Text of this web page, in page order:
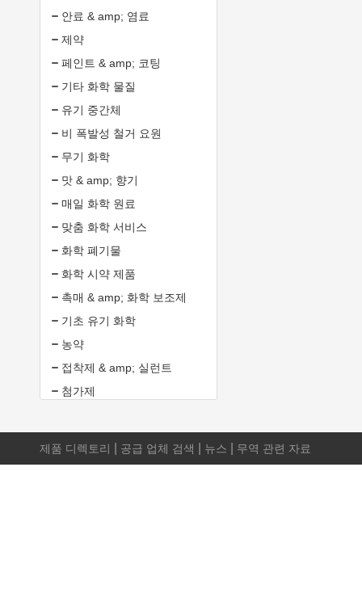
안료 & amp; 염료
제약
페인트 & amp; 코팅
기타 화학 물질
유기 중간체
비 폭발성 철거 요원
무기 화학
맛 & amp; 향기
매일 화학 원료
맞춤 화학 서비스
화학 폐기물
화학 시약 제품
촉매 & amp; 화학 보조제
기초 유기 화학
농약
접착제 & amp; 실런트
첨가제
제품 디렉토리 공급 업체 검색 뉴스 무역 관련 자료